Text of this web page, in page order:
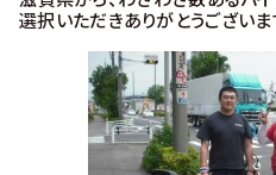
選択いただきありがとうございま